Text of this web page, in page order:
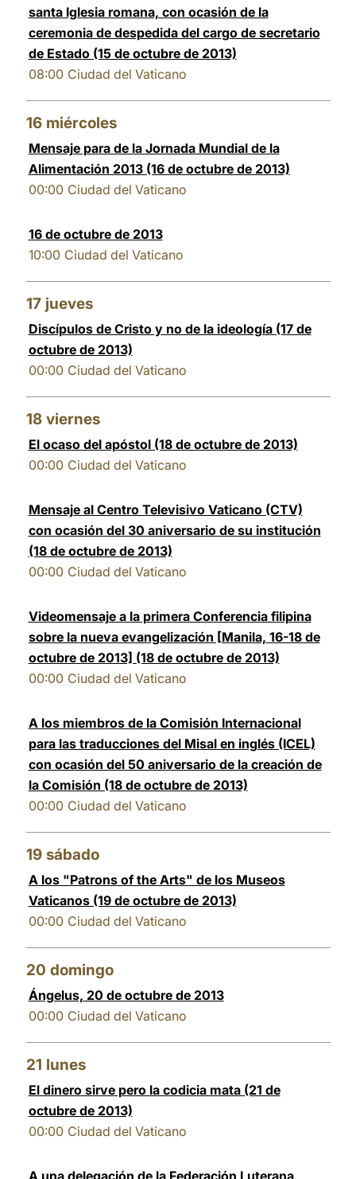
santa Iglesia romana, con ocasión de la
ceremonia de despedida del cargo de secretario
de Estado (15 de octubre de 2013)
08:00 Ciudad del Vaticano
16 miércoles
Mensaje para de la Jornada Mundial de la
Alimentación 2013 (16 de octubre de 2013)
00:00 Ciudad del Vaticano
16 de octubre de 2013
10:00 Ciudad del Vaticano
17 jueves
Discípulos de Cristo y no de la ideología (17 de
octubre de 2013)
00:00 Ciudad del Vaticano
18 viernes
El ocaso del apóstol (18 de octubre de 2013)
00:00 Ciudad del Vaticano
Mensaje al Centro Televisivo Vaticano (CTV)
con ocasión del 30 aniversario de su institución
(18 de octubre de 2013)
00:00 Ciudad del Vaticano
Videomensaje a la primera Conferencia filipina
sobre la nueva evangelización [Manila, 16-18 de
octubre de 2013] (18 de octubre de 2013)
00:00 Ciudad del Vaticano
A los miembros de la Comisión Internacional
para las traducciones del Misal en inglés (ICEL)
con ocasión del 50 aniversario de la creación de
la Comisión (18 de octubre de 2013)
00:00 Ciudad del Vaticano
19 sábado
A los "Patrons of the Arts" de los Museos
Vaticanos (19 de octubre de 2013)
00:00 Ciudad del Vaticano
20 domingo
Ángelus, 20 de octubre de 2013
00:00 Ciudad del Vaticano
21 lunes
El dinero sirve pero la codicia mata (21 de
octubre de 2013)
00:00 Ciudad del Vaticano
A una delegación de la Federación Luterana